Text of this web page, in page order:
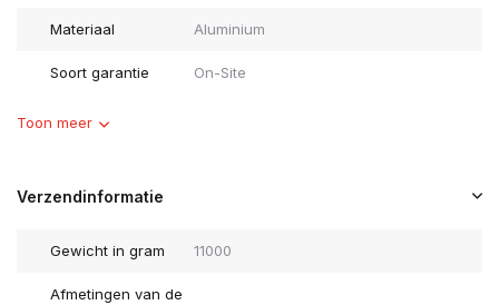
Materiaal Aluminium
Soort garantie On-Site
Toon meer
Verzendinformatie
Gewicht in gram 11000
Afmetingen van de